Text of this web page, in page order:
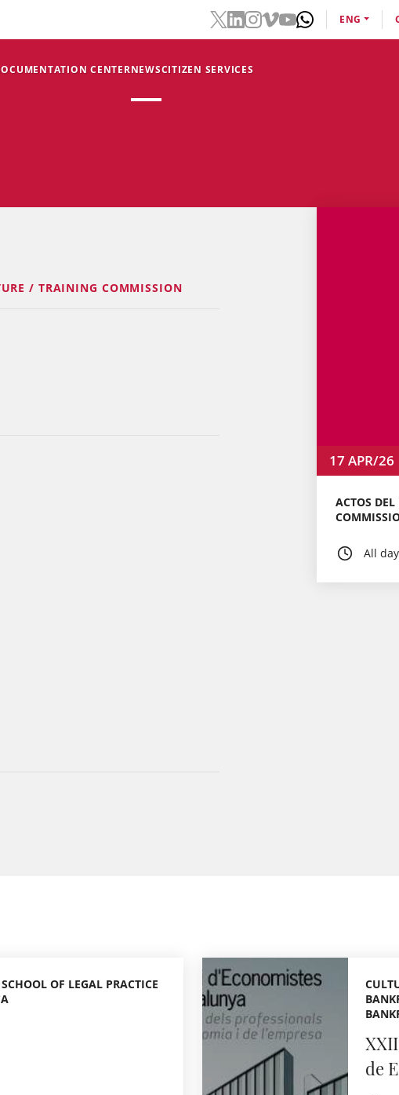
CENTERNEWSCITIZEN SERVICES
ENG
/ TRAINING COMMISSION
17 APR/26
ACTOS
All day
OF LEGAL PRACTICE
de